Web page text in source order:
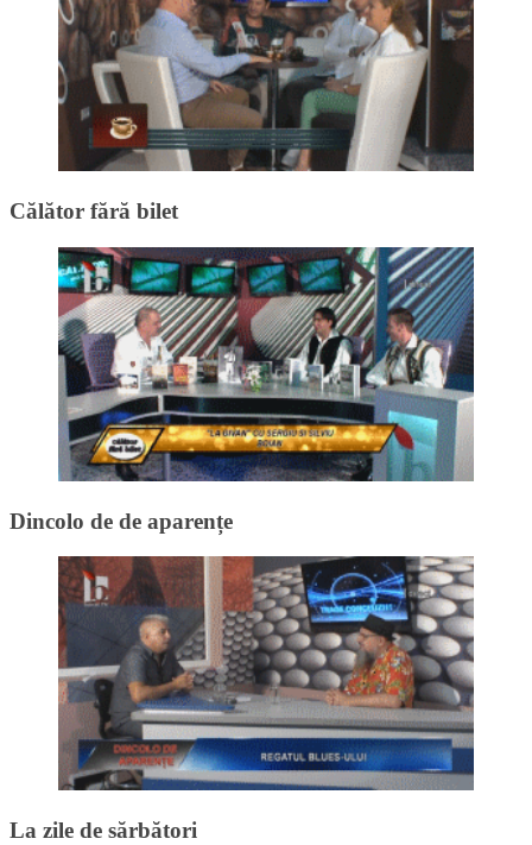
Călător fără bilet
Dincolo de de aparențe
La zile de sărbători